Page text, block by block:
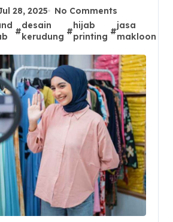
28, 2025
No Comments
#
desain
kerudung
#
hijab
printing
#
jasa
makloon